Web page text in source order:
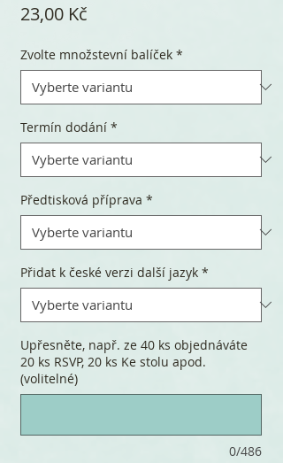
23,00 Kč
Zvolte množstevní balíček *
Termín dodání *
Předtisková příprava *
Přidat k české verzi další jazyk *
Upřesněte, např. ze 40 ks objednáváte
20 ks RSVP, 20 ks Ke stolu apod.
(volitelné)
0/486